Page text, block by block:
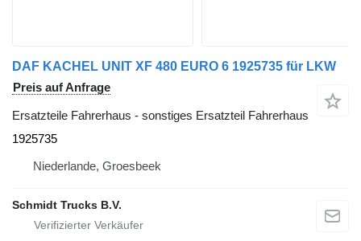
DAF KACHEL UNIT XF 480 EURO 6 1925735 für LKW
Preis auf Anfrage
Ersatzteile Fahrerhaus - sonstiges Ersatzteil Fahrerhaus
1925735
Niederlande, Groesbeek
Schmidt Trucks B.V.